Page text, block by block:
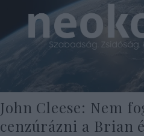
John Cleese: Nem
cenzúrázni a Brian